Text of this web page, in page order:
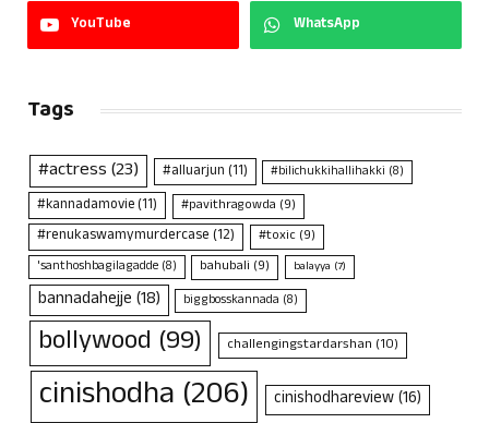
YouTube WhatsApp
Tags
#actress(23) #alluarjun(11) #bilichukkihallihakki (8)
#kannadamovie(11) #pavithragowda (9)
#renukaswamymurdercase(12) #toxic(9)
'santhoshbagilagadde (8) bahubali (9) balayya (7)
bannadahejje(18) biggbosskannada (8)
bollywood (99) challengingstardarshan (10)
cinishodha (206) cinishodhareview(16)